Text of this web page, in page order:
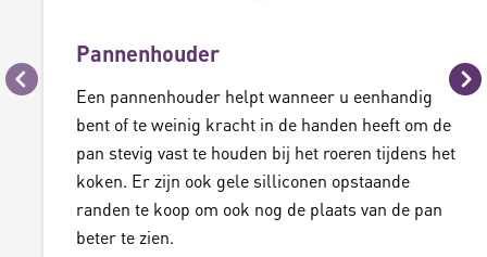
Vorige
Pannenhouder
Een pannenhouder helpt wanneer u eenhandig
bent of te weinig kracht in de handen heeft om de
pan stevig vast te houden bij het roeren tijdens het
koken. Er zijn ook gele silliconen opstaande
randen te koop om ook nog de plaats van de pan
beter te zien.